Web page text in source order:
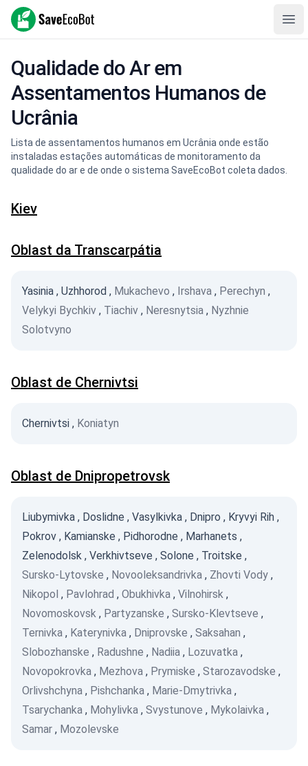
SaveEcoBot
Qualidade do Ar em
Assentamentos Humanos de
Ucrânia
Lista de assentamentos humanos em Ucrânia onde estão
instaladas estações automáticas de monitoramento da
qualidade do ar e de onde o sistema SaveEcoBot coleta dados.
Kiev
Oblast da Transcarpátia
Yasinia , Uzhhorod , Mukachevo , Irshava , Perechyn ,
Velykyi Bychkiv , Tiachiv , Neresnytsia , Nyzhnie
Solotvyno
Oblast de Chernivtsi
Chernivtsi , Koniatyn
Oblast de Dnipropetrovsk
Liubymivka , Doslidne , Vasylkivka , Dnipro , Kryvyi Rih ,
Pokrov , Kamianske , Pidhorodne , Marhanets ,
Zelenodolsk , Verkhivtseve , Solone , Troitske ,
Sursko-Lytovske , Novooleksandrivka , Zhovti Vody ,
Nikopol , Pavlohrad , Obukhivka , Vilnohirsk ,
Novomoskovsk , Partyzanske , Sursko-Klevtseve ,
Ternivka , Katerynivka , Dniprovske , Saksahan ,
Slobozhanske , Radushne , Nadiia , Lozuvatka ,
Novopokrovka , Mezhova , Prymiske , Starozavodske ,
Orlivshchyna , Pishchanka , Marie-Dmytrivka ,
Tsarychanka , Mohylivka , Svystunove , Mykolaivka ,
Samar , Mozolevske